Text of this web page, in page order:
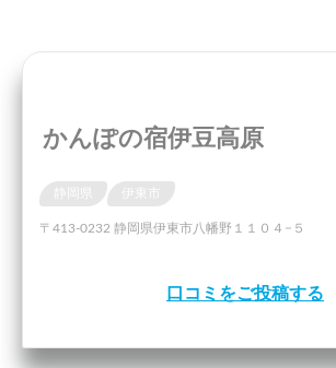
かんぽの宿伊豆高原
〒413-0232 静岡県伊東市八幡野１１０４−５
口コミをご投稿する